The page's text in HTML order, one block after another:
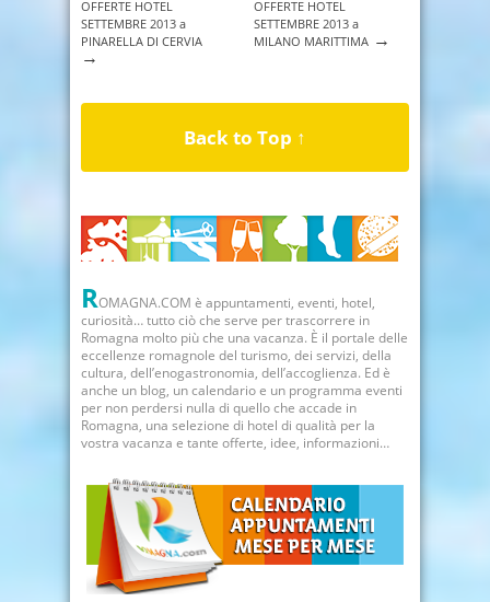
OFFERTE HOTEL
SETTEMBRE 2013 a
PINARELLA DI CERVIA
→
OFFERTE HOTEL
SETTEMBRE 2013 a
MILANO MARITTIMA →
Back to Top ↑
ROMAGNA.COM è appuntamenti, eventi, hotel,
curiosità… tutto ciò che serve per trascorrere in
Romagna molto più che una vacanza. È il portale delle
eccellenze romagnole del turismo, dei servizi, della
cultura, dell’enogastronomia, dell’accoglienza. Ed è
anche un blog, un calendario e un programma eventi
per non perdersi nulla di quello che accade in
Romagna, una selezione di hotel di qualità per la
vostra vacanza e tante offerte, idee, informazioni…